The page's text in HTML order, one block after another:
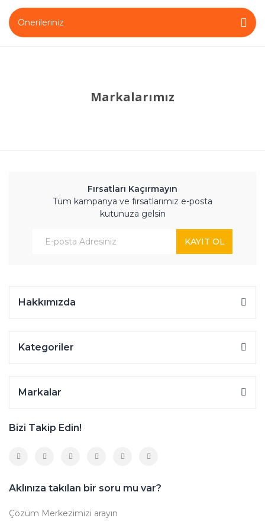
Önerileriniz
Markalarımız
Fırsatları Kaçırmayın
Tüm kampanya ve fırsatlarımız e-posta
kutunuza gelsin
KAYIT OL
Hakkımızda
Kategoriler
Markalar
Bizi Takip Edin!
Aklınıza takılan bir soru mu var?
Çözüm Merkezimizi arayın